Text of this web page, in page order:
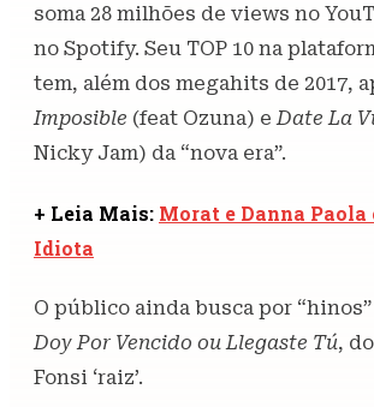
soma 28 milhões de views no
no Spotify. Seu TOP 10 na
tem, além dos megahits de 2017,
Imposible (feat Ozuna) eDate La
Nicky Jam) da “nova era”.
+ Leia Mais: Morat e Danna Paola
Idiota
O público ainda busca por
Doy Por Vencido ou Llegaste Tú,
Fonsi ‘raiz’.